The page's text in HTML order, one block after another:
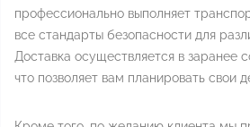
профессионально выполняет
все стандарты безопасности для
Доставка осуществляется в заранее
что позволяет вам планировать свои